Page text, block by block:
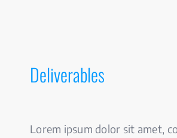
Deliverables
Lorem ipsum dolor sit amet,